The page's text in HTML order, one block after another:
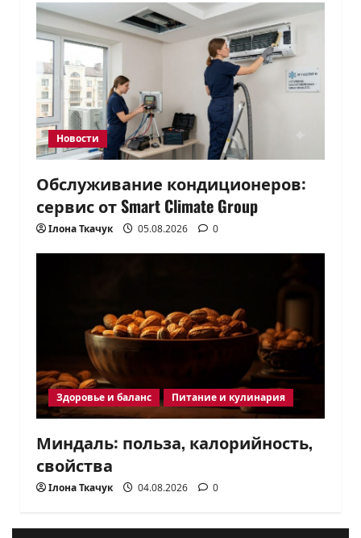
Новости
Обслуживание кондиционеров:
сервис от Smart Climate Group
Ілона Ткачук 05.08.2026 0
Здоровье и баланс Питание и кулинария
Миндаль: польза, калорийность,
свойства
Ілона Ткачук 04.08.2026 0